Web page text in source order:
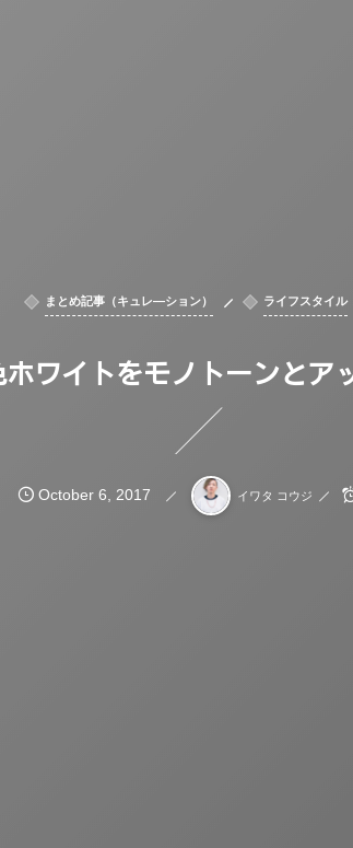
まとめ記事（キュレ―ション） ライフスタイル
ワイトをモノトーンとア
October 6, 2017 イワタ コウジ